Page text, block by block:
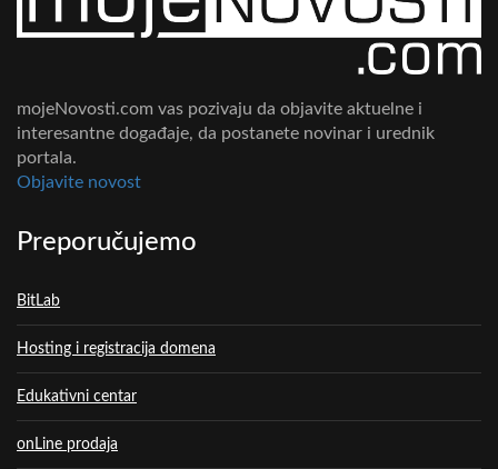
mojeNovosti.com vas pozivaju da objavite aktuelne i
interesantne događaje, da postanete novinar i urednik
portala.
Objavite novost
Preporučujemo
BitLab
Hosting i registracija domena
Edukativni centar
onLine prodaja